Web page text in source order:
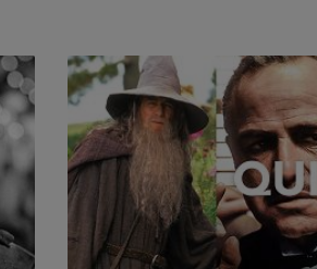
Agora S.A. możemy przetwarzać dane
geolokalizacyjnych. Aktywne skanowanie
na urządzeniu lub dostęp do nich.
usług. Lista Zaufanych Partnerów